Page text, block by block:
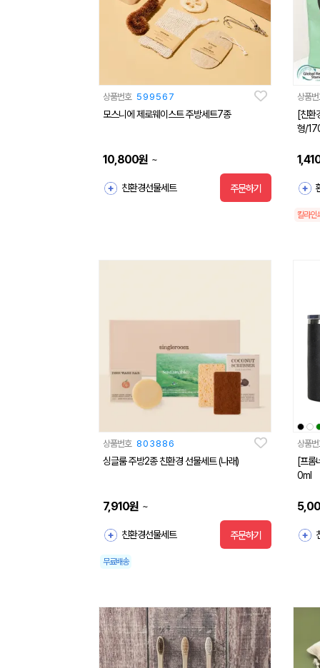
상품번호 599567
모스니에 제로웨이스트 주방세트7종
10,800원 ~
친환경선물세트 주문하기
상품
[친환
형/
칼라인
상품번호 803886
싱글룸 주방2종 친환경 선물세트 (나래)
7,910원 ~
친환경선물세트 주문하기
무료배송
상품
[프롬
0ml